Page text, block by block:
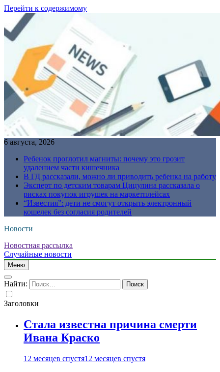
Перейти к содержимому
6 августа, 2026
Ребенок проглотил магниты: почему это грозит
удалением части кишечника
В ГД рассказали, можно ли приводить ребенка на работу
Эксперт по детским товарам Цицулина рассказала о
рисках покупок игрушек на маркетплейсах
“Известия”: дети не смогут открыть электронный
кошелек без согласия родителей
Новости
Новостная рассылка
Случайные новости
Меню
Найти:
Заголовки
Стала известна причина смерти
Ивана Краско
12 месяцев спустя12 месяцев спустя